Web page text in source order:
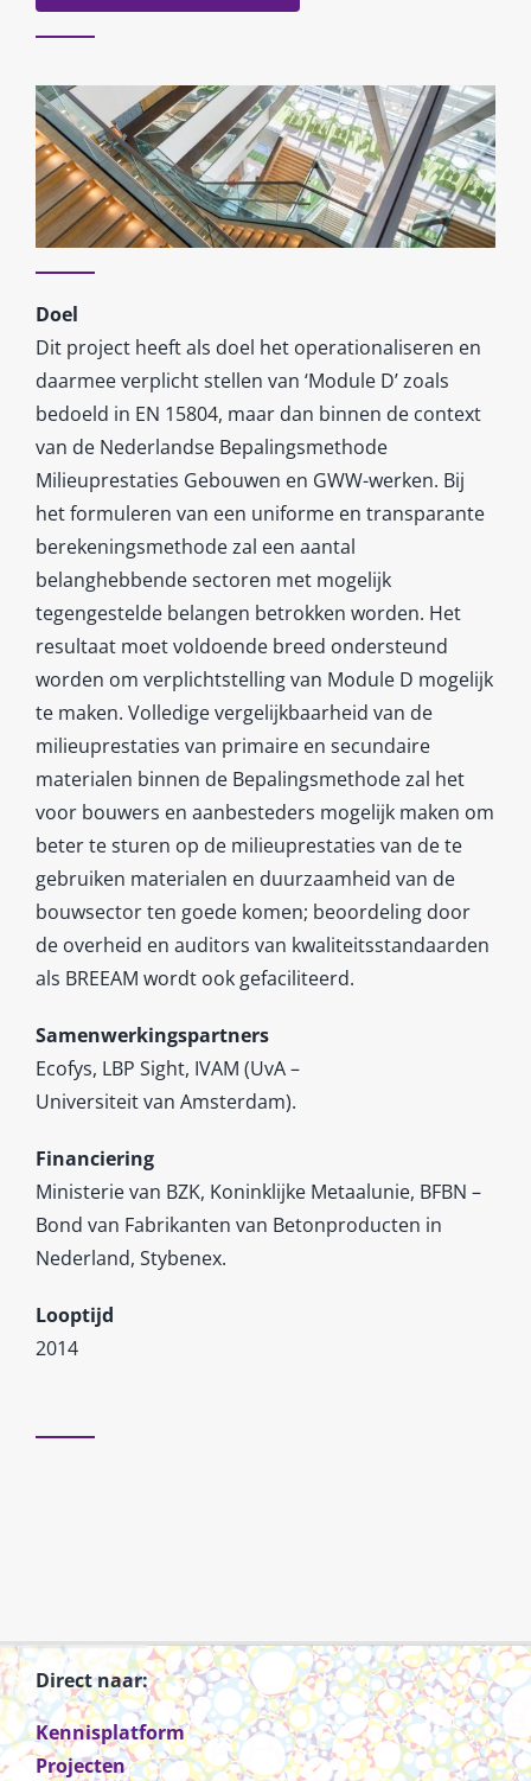
Doel
Dit project heeft als doel het operationaliseren en
daarmee verplicht stellen van ‘Module D’ zoals
bedoeld in EN 15804, maar dan binnen de context
van de Nederlandse Bepalingsmethode
Milieuprestaties Gebouwen en GWW-werken. Bij
het formuleren van een uniforme en transparante
berekeningsmethode zal een aantal
belanghebbende sectoren met mogelijk
tegengestelde belangen betrokken worden. Het
resultaat moet voldoende breed ondersteund
worden om verplichtstelling van Module D mogelijk
te maken. Volledige vergelijkbaarheid van de
milieuprestaties van primaire en secundaire
materialen binnen de Bepalingsmethode zal het
voor bouwers en aanbesteders mogelijk maken om
beter te sturen op de milieuprestaties van de te
gebruiken materialen en duurzaamheid van de
bouwsector ten goede komen; beoordeling door
de overheid en auditors van kwaliteitsstandaarden
als BREEAM wordt ook gefaciliteerd.
Samenwerkingspartners
Ecofys, LBP Sight, IVAM (UvA –
Universiteit van Amsterdam).
Financiering
Ministerie van BZK, Koninklijke Metaalunie, BFBN –
Bond van Fabrikanten van Betonproducten in
Nederland, Stybenex.
Looptijd
2014
Direct naar:
Kennisplatform
Projecten